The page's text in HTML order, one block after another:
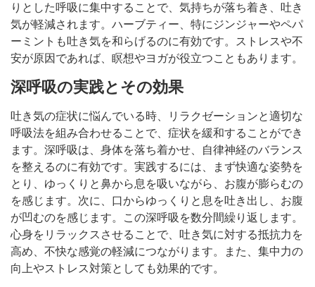
りとした呼吸に集中することで、気持ちが落ち着き、吐き
気が軽減されます。ハーブティー、特にジンジャーやペパ
ーミントも吐き気を和らげるのに有効です。ストレスや不
安が原因であれば、瞑想やヨガが役立つこともあります。
深呼吸の実践とその効果
吐き気の症状に悩んでいる時、リラクゼーションと適切な
呼吸法を組み合わせることで、症状を緩和することができ
ます。深呼吸は、身体を落ち着かせ、自律神経のバランス
を整えるのに有効です。実践するには、まず快適な姿勢を
とり、ゆっくりと鼻から息を吸いながら、お腹が膨らむの
を感じます。次に、口からゆっくりと息を吐き出し、お腹
が凹むのを感じます。この深呼吸を数分間繰り返します。
心身をリラックスさせることで、吐き気に対する抵抗力を
高め、不快な感覚の軽減につながります。また、集中力の
向上やストレス対策としても効果的です。